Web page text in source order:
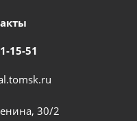
15-51
30/2